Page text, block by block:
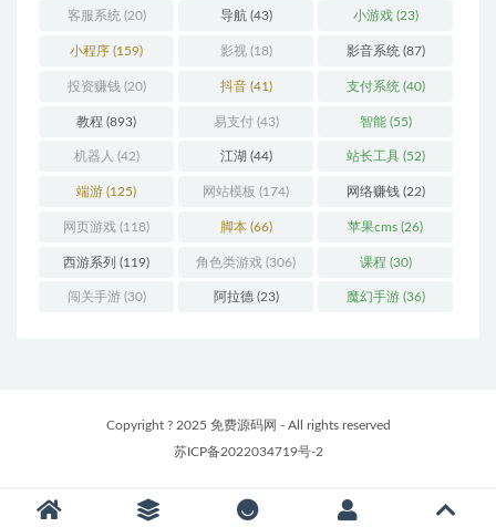
客服系统 (20) 导航(43) 小游戏(23)
小程序 (159) 影视(18) 影音系统 (87)
投资赚钱 (20) 抖音(41) 支付系统 (40)
教程 (893) 易支付(43) 智能(55)
机器人 (42) 江湖 (44) 站长工具(52)
端游 (125) 网站模板 (174) 网络赚钱(22)
网页游戏 (118) 脚本(66) 苹果cms (26)
西游系列 (119) 角色类游戏 (306) 课程 (30)
闯关手游(30) 阿拉德(23) 魔幻手游(36)
Copyright ? 2025 免费源码网 - All rights reserved
苏ICP备2022034719号-2